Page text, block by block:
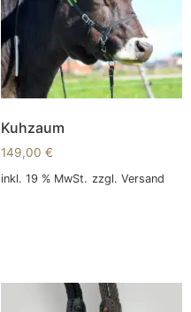
Kuhzaum
149,00 €
inkl. 19 % MwSt. zzgl. Versand